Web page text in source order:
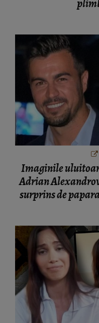
Imaginile
Adrian
surprins de